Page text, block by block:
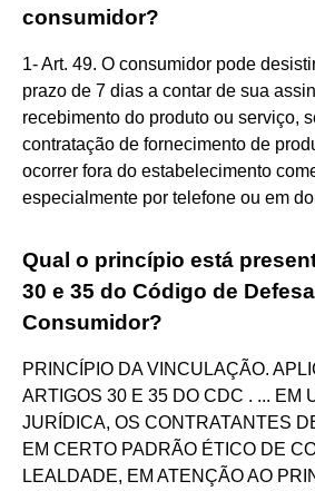
consumidor?
1- Art. 49. O consumidor pode
prazo de 7 dias a contar de sua
recebimento do produto ou serviço,
contratação de fornecimento de
ocorrer fora do estabelecimento
especialmente por telefone ou em
Qual o princípio está
30 e 35 do Código de
Consumidor?
PRINCÍPIO DA VINCULAÇÃO.
ARTIGOS 30 E 35 DO CDC . ... EM
JURÍDICA, OS CONTRATANTES
EM CERTO PADRÃO ÉTICO DE
LEALDADE, EM ATENÇÃO AO